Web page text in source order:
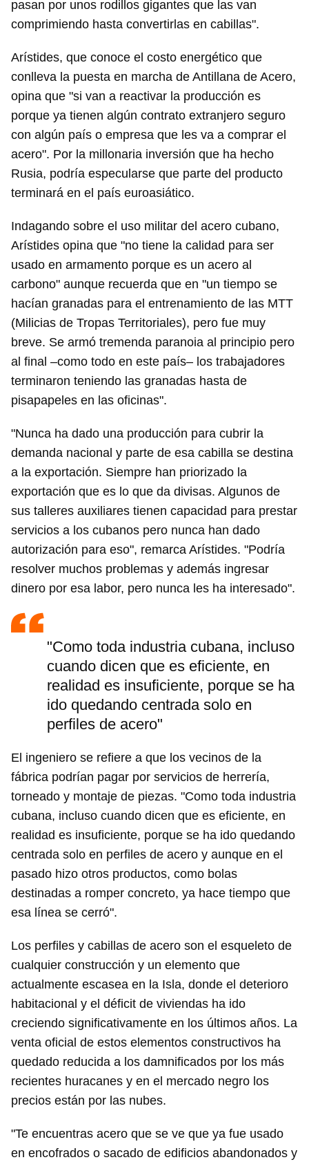
Guardar como favorito
Para poder guardar como favorito, primero has de
iniciar sesión con tu cuenta de 14ymedio.
INICIAR SESIÓN CANCELAR
pasan por unos rodillos gigantes que las van
comprimiendo hasta convertirlas en cabillas".
Arístides, que conoce el costo energético que
conlleva la puesta en marcha de Antillana de Acero,
opina que "si van a reactivar la producción es
porque ya tienen algún contrato extranjero seguro
con algún país o empresa que les va a comprar el
acero". Por la millonaria inversión que ha hecho
Rusia, podría especularse que parte del producto
terminará en el país euroasiático.
Indagando sobre el uso militar del acero cubano,
Arístides opina que "no tiene la calidad para ser
usado en armamento porque es un acero al
carbono" aunque recuerda que en "un tiempo se
hacían granadas para el entrenamiento de las MTT
(Milicias de Tropas Territoriales), pero fue muy
breve. Se armó tremenda paranoia al principio pero
al final –como todo en este país– los trabajadores
terminaron teniendo las granadas hasta de
pisapapeles en las oficinas".
"Nunca ha dado una producción para cubrir la
demanda nacional y parte de esa cabilla se destina
a la exportación. Siempre han priorizado la
exportación que es lo que da divisas. Algunos de
sus talleres auxiliares tienen capacidad para prestar
servicios a los cubanos pero nunca han dado
autorización para eso", remarca Arístides. "Podría
resolver muchos problemas y además ingresar
dinero por esa labor, pero nunca les ha interesado".
"Como toda industria cubana, incluso
cuando dicen que es eficiente, en
realidad es insuficiente, porque se ha
ido quedando centrada solo en
perfiles de acero"
El ingeniero se refiere a que los vecinos de la
fábrica podrían pagar por servicios de herrería,
torneado y montaje de piezas. "Como toda industria
cubana, incluso cuando dicen que es eficiente, en
realidad es insuficiente, porque se ha ido quedando
centrada solo en perfiles de acero y aunque en el
pasado hizo otros productos, como bolas
destinadas a romper concreto, ya hace tiempo que
esa línea se cerró".
Los perfiles y cabillas de acero son el esqueleto de
cualquier construcción y un elemento que
actualmente escasea en la Isla, donde el deterioro
habitacional y el déficit de viviendas ha ido
creciendo significativamente en los últimos años. La
venta oficial de estos elementos constructivos ha
quedado reducida a los damnificados por los más
recientes huracanes y en el mercado negro los
precios están por las nubes.
"Te encuentras acero que se ve que ya fue usado
en encofrados o sacado de edificios abandonados y